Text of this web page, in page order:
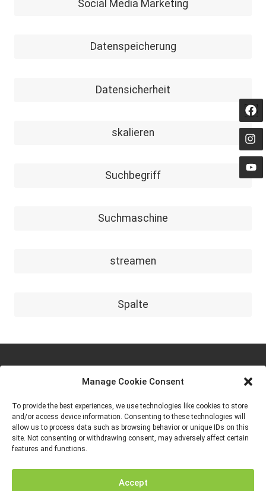
Manage Cookie Consent
To provide the best experiences, we use technologies like cookies to store
and/or access device information. Consenting to these technologies will
allow us to process data such as browsing behavior or unique IDs on this
site. Not consenting or withdrawing consent, may adversely affect certain
features and functions.
Accept
Social Media Marketing
Datenspeicherung
Datensicherheit
skalieren
Suchbegriff
Suchmaschine
streamen
Spalte
die Europäische Union noch die EACEA können dafür verantwortlich gemacht
werden.